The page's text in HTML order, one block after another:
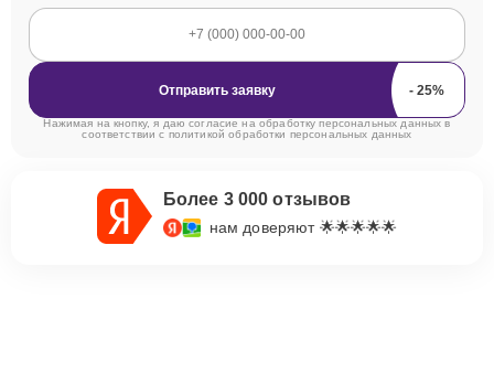
Отправить заявку
Нажимая на кнопку, я даю согласие на обработку персональных данных в
соответствии с политикой обработки персональных данных
Более 3 000 отзывов
нам доверяют 🌟🌟🌟🌟🌟